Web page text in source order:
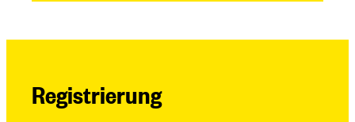
Registrierung